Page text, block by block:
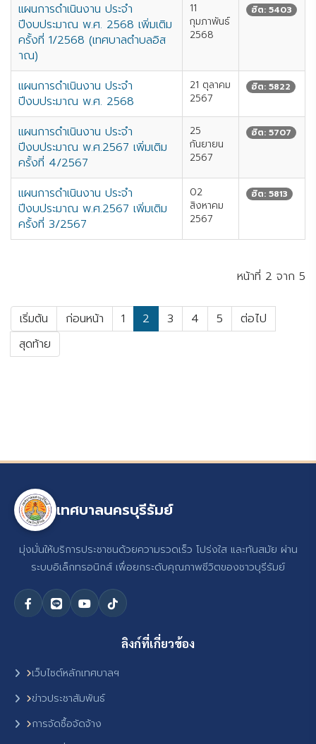
แผนการดำเนินงาน ประจำ
ปีงบประมาณ พ.ศ. 2568 เพิ่มเติม
ครั้งที่ 1/2568 (เทศบาลตำบลอิส
าณ)
11
กุมภาพันธ์
2568
ฮิต: 5403
แผนการดำเนินงาน ประจำ
ปีงบประมาณ พ.ศ. 2568
21 ตุลาคม
2567
ฮิต: 5822
แผนการดำเนินงาน ประจำ
ปีงบประมาณ พ.ศ.2567 เพิ่มเติม
ครั้งที่ 4/2567
25
กันยายน
2567
ฮิต: 5707
แผนการดำเนินงาน ประจำ
ปีงบประมาณ พ.ศ.2567 เพิ่มเติม
ครั้งที่ 3/2567
02
สิงหาคม
2567
ฮิต: 5813
หน้าที่ 2 จาก 5
เริ่มต้น ก่อนหน้า 1 2 3 4 5
ต่อไป
สุดท้าย
เทศบาลนครบุรีรัมย์
มุ่งมั่นให้บริการประชาชนด้วยความรวดเร็ว โปร่งใส และทันสมัย ผ่าน
ระบบอิเล็กทรอนิกส์ เพื่อยกระดับคุณภาพชีวิตของชาวบุรีรัมย์
ลิงก์ที่เกี่ยวข้อง
เว็บไซต์หลักเทศบาลฯ
ข่าวประชาสัมพันธ์
การจัดซื้อจัดจ้าง